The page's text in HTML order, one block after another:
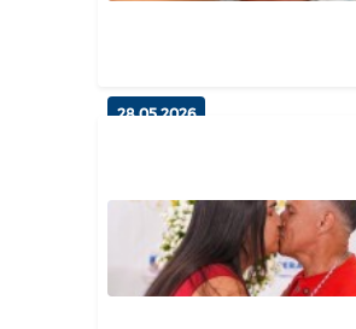
28.05.2026
O Grande Dia Chegou:
Casamento Comunitário